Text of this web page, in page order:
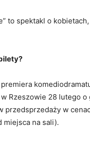
to spektakl o
Rzeszowie 28 lutego o
przedsprzedaży w
miejsca na sali).